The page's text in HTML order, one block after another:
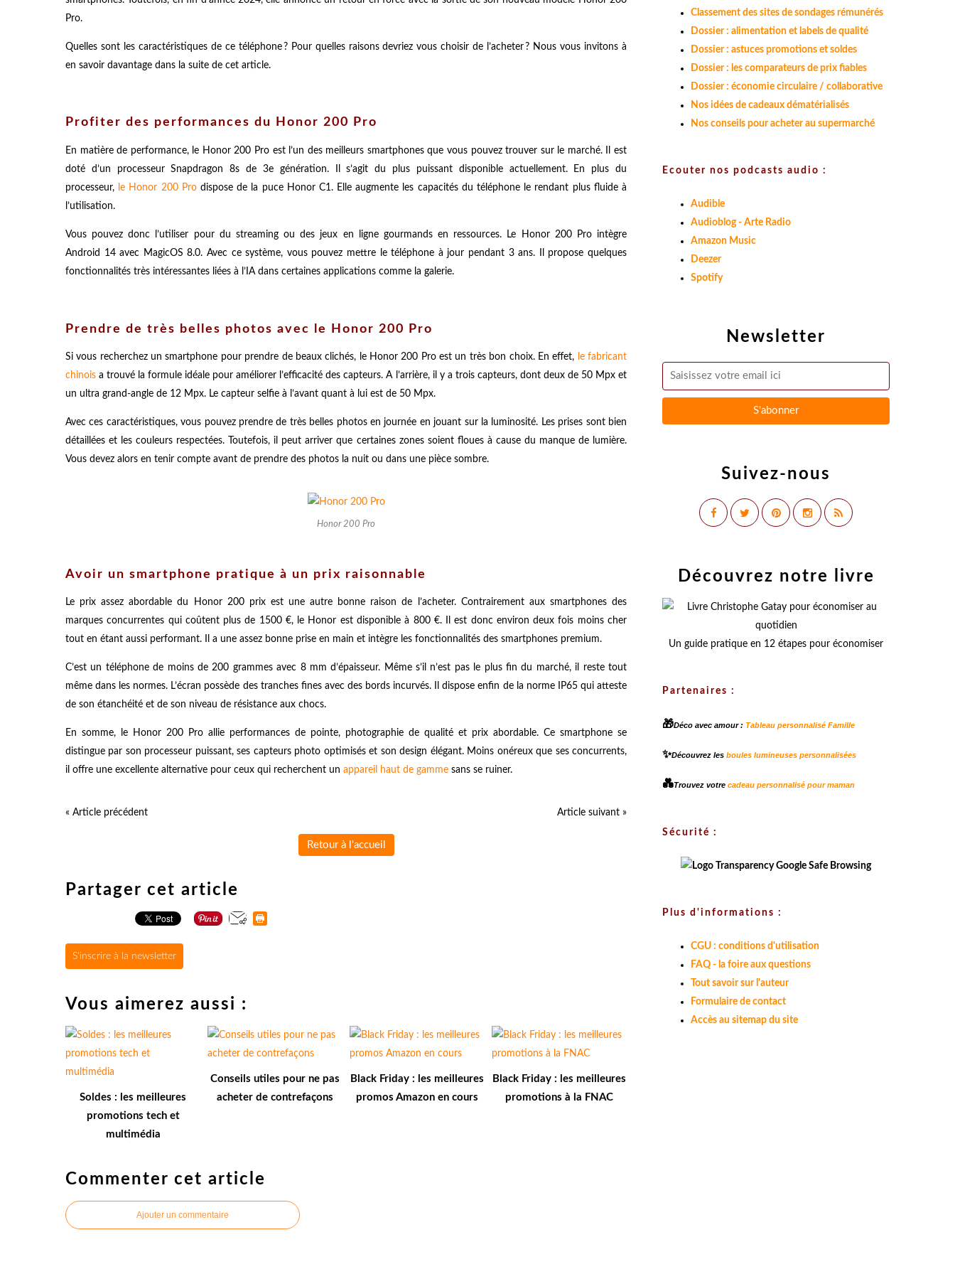
Pro.
Quelles sont les caractéristiques de ce téléphone ? Pour quelles raisons devriez vous choisir de l’acheter ? Nous vous invitons à
en savoir davantage dans la suite de cet article.
Profiter des performances du Honor 200 Pro
En matière de performance, le Honor 200 Pro est l’un des meilleurs smartphones que vous pouvez trouver sur le marché. Il est
doté d’un processeur Snapdragon 8s de 3e génération. Il s’agit du plus puissant disponible actuellement. En plus du
processeur, le Honor 200 Prodispose de la puce Honor C1. Elle augmente les capacités du téléphone le rendant plus fluide à
l’utilisation.
Vous pouvez donc l’utiliser pour du streaming ou des jeux en ligne gourmands en ressources. Le Honor 200 Pro intègre
Android 14 avec MagicOS 8.0. Avec ce système, vous pouvez mettre le téléphone à jour pendant 3 ans. Il propose quelques
fonctionnalités très intéressantes liées à l’IA dans certaines applications comme la galerie.
Prendre de très belles photos avec le Honor 200 Pro
Si vous recherchez un smartphone pour prendre de beaux clichés, le Honor 200 Pro est un très bon choix. En effet, le fabricant
chinois a trouvé la formule idéale pour améliorer l’efficacité des capteurs. A l’arrière, il y a trois capteurs, dont deux de 50 Mpx et
un ultra grand-angle de 12 Mpx. Le capteur selfie à l’avant quant à lui est de 50 Mpx.
Avec ces caractéristiques, vous pouvez prendre de très belles photos en journée en jouant sur la luminosité. Les prises sont bien
détaillées et les couleurs respectées. Toutefois, il peut arriver que certaines zones soient floues à cause du manque de lumière.
Vous devez alors en tenir compte avant de prendre des photos la nuit ou dans une pièce sombre.
Honor 200 Pro
Avoir un smartphone pratique à un prix raisonnable
Le prix assez abordable du Honor 200 prix est une autre bonne raison de l’acheter. Contrairement aux smartphones des
marques concurrentes qui coûtent plus de 1500 €, le Honor est disponible à 800 €. Il est donc environ deux fois moins cher
tout en étant aussi performant. Il a une assez bonne prise en main et intègre les fonctionnalités des smartphones premium.
C’est un téléphone de moins de 200 grammes avec 8 mm d’épaisseur. Même s’il n’est pas le plus fin du marché, il reste tout
même dans les normes. L’écran possède des tranches fines avec des bords incurvés. Il dispose enfin de la norme IP65 qui atteste
de son étanchéité et de son niveau de résistance aux chocs.
En somme, le Honor 200 Pro allie performances de pointe, photographie de qualité et prix abordable. Ce smartphone se
distingue par son processeur puissant, ses capteurs photo optimisés et son design élégant. Moins onéreux que ses concurrents,
il offre une excellente alternative pour ceux qui recherchent un appareil haut de gamme sans se ruiner.
« Article précédent Article suivant »
Retour à l'accueil
Partager cet article
S'inscrire à la newsletter
Vous aimerez aussi :
Soldes : les meilleures
promotions tech et
multimédia
Conseils utiles pour ne pas
acheter de contrefaçons
Black Friday : les meilleures
promos Amazon en cours
Black Friday : les meilleures
promotions à la FNAC
Commenter cet article
Ajouter un commentaire
Newsletter
Suivez-nous
Classement des sites de sondages rémunérés
Dossier : alimentation et labels de qualité
Dossier : astuces promotions et soldes
Dossier : les comparateurs de prix fiables
Dossier : économie circulaire / collaborative
Nos idées de cadeaux dématérialisés
Nos conseils pour acheter au supermarché
Ecouter nos podcasts audio :
Audible
Audioblog - Arte Radio
Amazon Music
Deezer
Spotify
Découvrez notre livre
Un guide pratique en 12 étapes pour économiser
Partenaires :
🎁Déco avec amour : Tableau personnalisé Famille
✨Découvrez les boules lumineuses personnalisées
💑Trouvez votre cadeau personnalisé pour maman
Sécurité :
Plus d'informations :
CGU : conditions d'utilisation
FAQ - la foire aux questions
Tout savoir sur l'auteur
Formulaire de contact
Accès au sitemap du site